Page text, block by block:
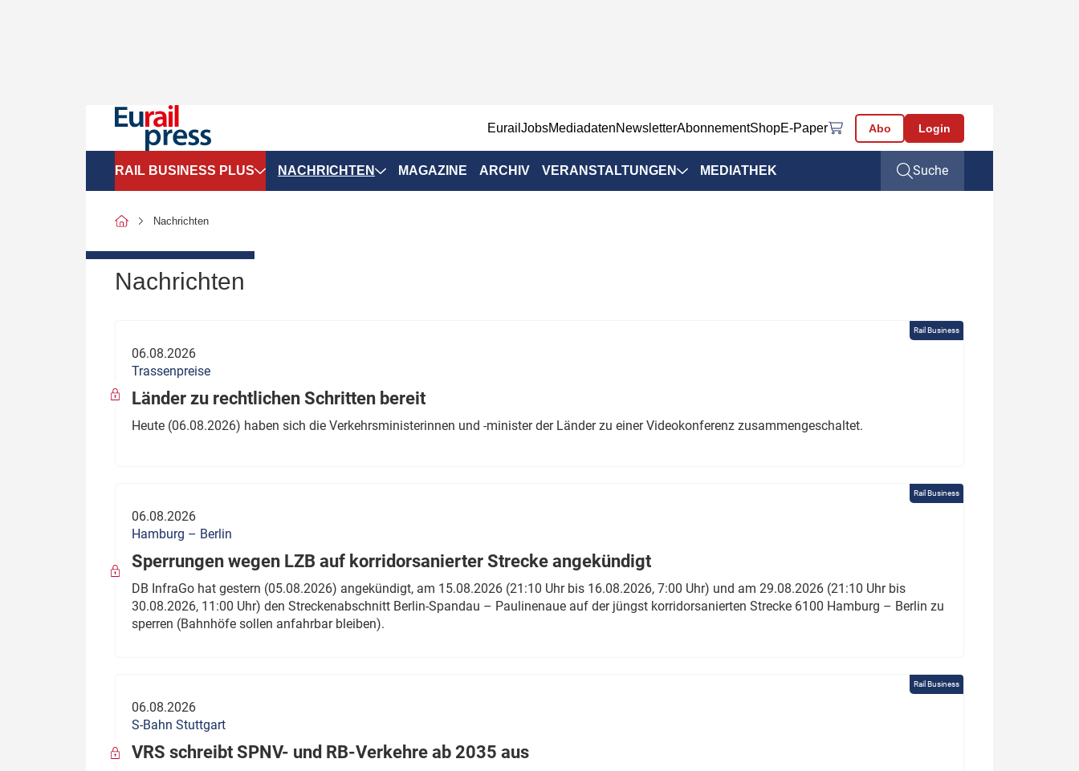
EurailJobsMediadatenNewsletterAbonnementShopE-Paper Abo Login
RAIL BUSINESS PLUS
SPNV-Marktdaten
Politik
wen?
Thema des Monats
Dossier: Generalsanierung
Dossier: ETCS
Dossier:
NACHRICHTEN MAGAZINE ARCHIV VERANSTALTUNGEN MEDIATHEK Suche
Nachrichten
Nachrichten
Rail Business
06.08.2026
Trassenpreise
Länder zu rechtlichen Schritten bereit
Heute (06.08.2026) haben sich die Verkehrsministerinnen und -minister der Länder zu einer Videokonferenz zusammengeschaltet.
Rail Business
06.08.2026
Hamburg – Berlin
Sperrungen wegen LZB auf korridorsanierter Strecke angekündigt
DB InfraGo hat gestern (05.08.2026) angekündigt, am 15.08.2026 (21:10 Uhr bis 16.08.2026, 7:00 Uhr) und am 29.08.2026 (21:10 Uhr bis
30.08.2026, 11:00 Uhr) den Streckenabschnitt Berlin-Spandau – Paulinenaue auf der jüngst korridorsanierten Strecke 6100 Hamburg – Berlin zu
sperren (Bahnhöfe sollen anfahrbar bleiben).
Rail Business
06.08.2026
S-Bahn Stuttgart
VRS schreibt SPNV- und RB-Verkehre ab 2035 aus